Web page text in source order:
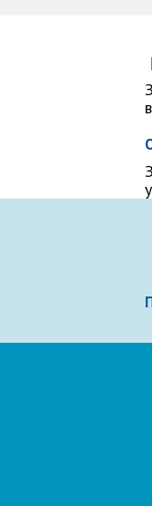
|